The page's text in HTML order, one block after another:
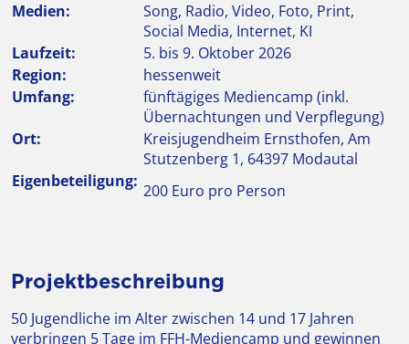
Medien:
Song, Radio, Video, Foto, Print,
Social Media, Internet, KI
Laufzeit:
5. bis 9. Oktober 2026
Region:
hessenweit
Umfang:
fünftägiges Mediencamp (inkl.
Übernachtungen und Verpflegung)
Ort:
Kreisjugendheim Ernsthofen, Am
Stutzenberg 1, 64397 Modautal
Eigenbeteiligung: 200 Euro pro Person
Projektbeschreibung
50 Jugendliche im Alter zwischen 14 und 17 Jahren
verbringen 5 Tage im FFH-Mediencamp und gewinnen